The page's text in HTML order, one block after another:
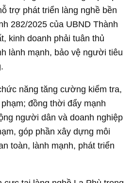
trợ phát triển làng nghề bền
282/2025 của UBND Thành
kinh doanh phải tuân thủ
lành mạnh, bảo vệ người tiêu
năng tăng cường kiểm tra,
đồng thời đẩy mạnh
người dân và doanh nghiệp
góp phần xây dựng môi
toàn, lành mạnh, phát triển